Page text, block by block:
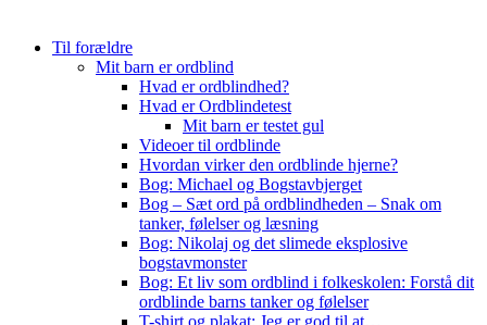
Til forældre
Mit barn er ordblind
Hvad er ordblindhed?
Hvad er Ordblindetest
Mit barn er testet gul
Videoer til ordblinde
Hvordan virker den ordblinde hjerne?
Bog: Michael og Bogstavbjerget
Bog – Sæt ord på ordblindheden – Snak om
tanker, følelser og læsning
Bog: Nikolaj og det slimede eksplosive
bogstavmonster
Bog: Et liv som ordblind i folkeskolen: Forstå dit
ordblinde barns tanker og følelser
T-shirt og plakat: Jeg er god til at…